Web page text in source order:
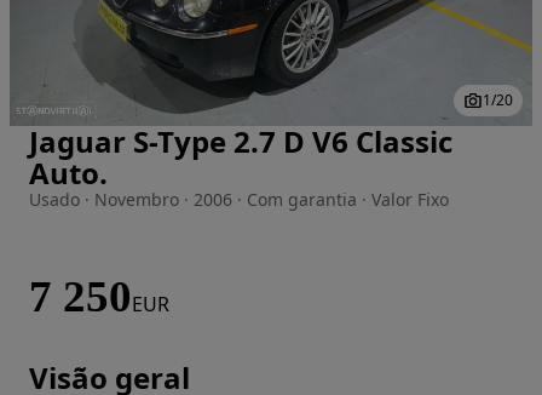
Imagem 1 de 20
1/20
Jaguar S-Type 2.7 D V6 Classic
Auto.
Usado · Novembro · 2006 · Com garantia · Valor Fixo
7 250EUR
Visão geral